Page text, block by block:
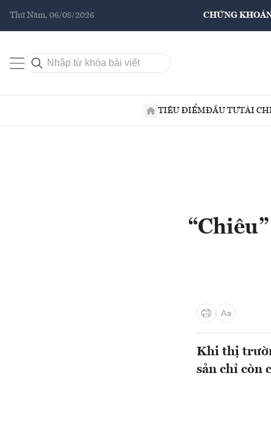
Thứ Năm, 06/08/2026 CHỨNG
TIÊU ĐIỂMĐẦU TƯTÀI
Khi thị
sản chỉ còn